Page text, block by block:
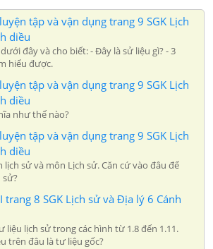
tập và vận dụng trang 9 SGK Lịch
diều
đây và cho biết: - Đây là sử liệu gì? - 3
hiểu được.
tập và vận dụng trang 9 SGK Lịch
diều
như thế nào?
tập và vận dụng trang 9 SGK Lịch
diều
lịch sử và môn Lịch sử. Căn cứ vào đâu để
trang 8 SGK Lịch sử và Địa lý 6 Cánh
liệu lịch sử trong các hình từ 1.8 đến 1.11.
trên đâu là tư liệu gốc?